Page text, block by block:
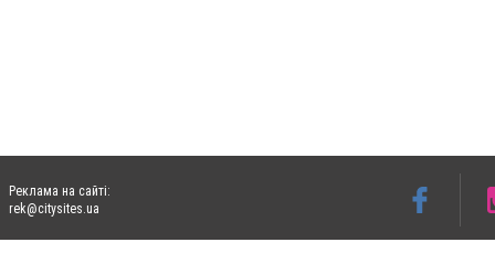
Реклама на сайті:
rek@citysites.ua